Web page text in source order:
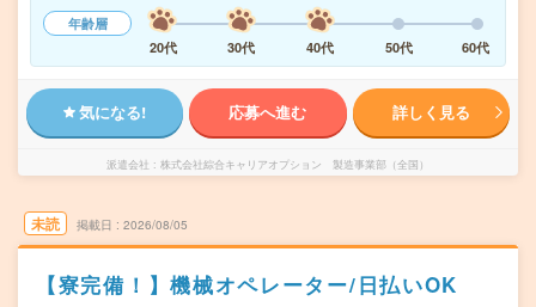
年齢層
20代
30代 40代 50代 60代
気になる! 応募へ進む 詳しく見る
派遣会社 株式会社綜合キャリアオプション 製造事業部（全国）
未読 掲載日 2026/08/05
【寮完備！】機械オペレーター/日払いOK